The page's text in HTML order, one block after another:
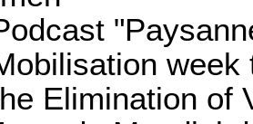
Elimination of